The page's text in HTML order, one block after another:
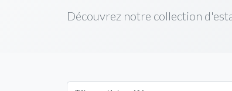
Découvrez notre collection